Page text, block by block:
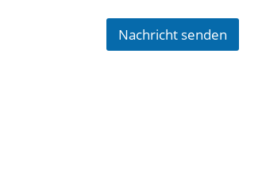
Nachricht senden